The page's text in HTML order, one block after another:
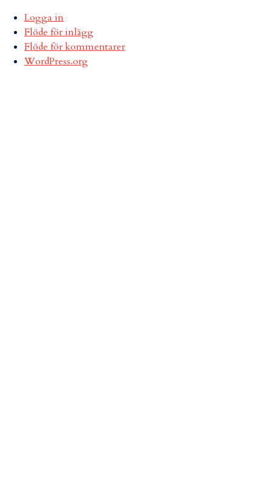
Logga in
Flöde för inlägg
Flöde för kommentarer
WordPress.org